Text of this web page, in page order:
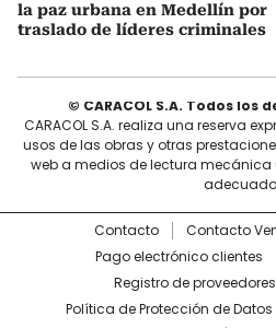
la paz urbana en Medellín por
traslado de líderes criminales
© CARACOL S.A. Todos los
CARACOL S.A. realiza una reserva
usos de las obras y otras
web a medios de lectura mecánica
Contacto Contacto
Pago electrónico clientes
Registro de proveedores
Política de Protección de Datos